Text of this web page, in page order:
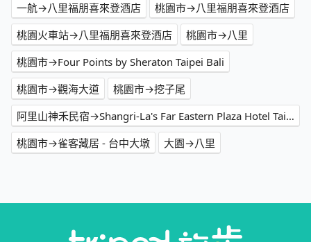
一航→八里福朋喜來登酒店
桃園市→八里福朋喜來登酒店
桃園火車站→八里福朋喜來登酒店
桃園市→八里
桃園市→Four Points by Sheraton Taipei Bali
桃園市→觀海大道
桃園市→挖子尾
阿里山神禾民宿→Shangri-La's Far Eastern Plaza Hotel Tainan
桃園市→雀客藏居 - 台中大墩
大園→八里